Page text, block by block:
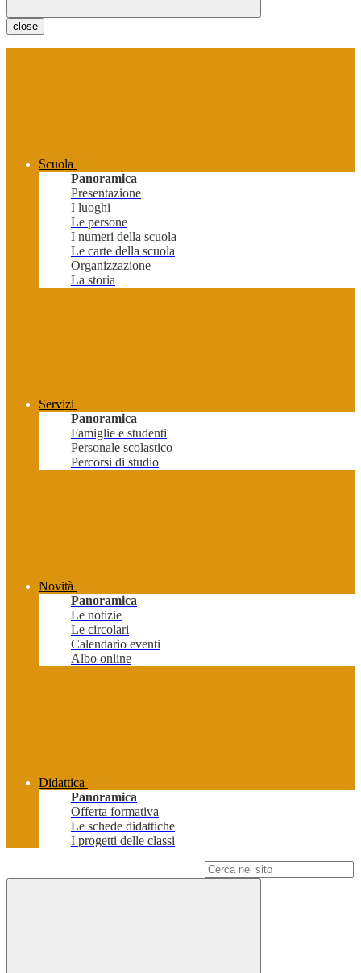
close
Scuola
Panoramica
Presentazione
I luoghi
Le persone
I numeri della scuola
Le carte della scuola
Organizzazione
La storia
Servizi
Panoramica
Famiglie e studenti
Personale scolastico
Percorsi di studio
Novità
Panoramica
Le notizie
Le circolari
Calendario eventi
Albo online
Didattica
Panoramica
Offerta formativa
Le schede didattiche
I progetti delle classi